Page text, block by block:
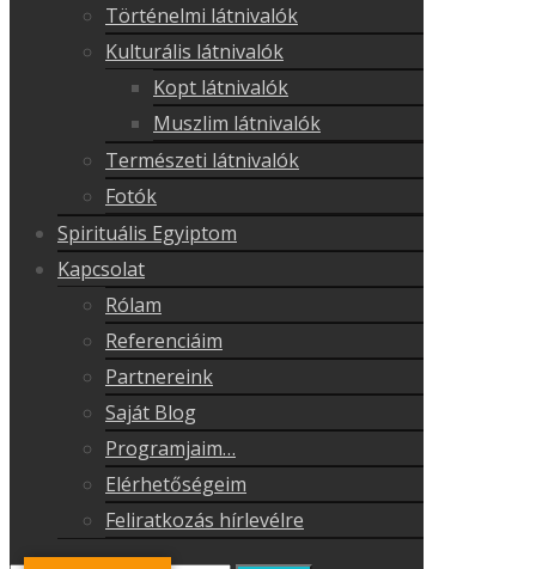
Történelmi látnivalók
Kulturális látnivalók
Kopt látnivalók
Muszlim látnivalók
Természeti látnivalók
Fotók
Spirituális Egyiptom
Kapcsolat
Rólam
Referenciáim
Partnereink
Saját Blog
Programjaim…
Elérhetőségeim
Feliratkozás hírlevélre